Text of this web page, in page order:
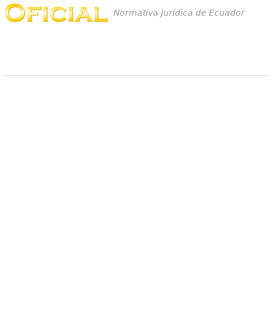
Normativa Jurídica de Ecuador